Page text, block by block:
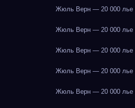
Жюль Верн — 20 000 лье
Жюль Верн — 20 000 лье
Жюль Верн — 20 000 лье
Жюль Верн — 20 000 лье
Жюль Верн — 20 000 лье